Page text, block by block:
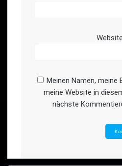
Website
Meinen Namen, meine
meine Website in
nächste